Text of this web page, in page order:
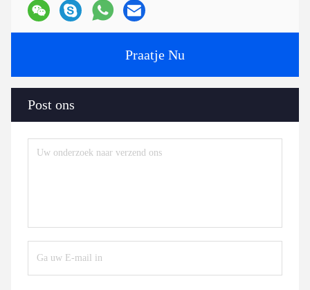
Praatje Nu
Post ons